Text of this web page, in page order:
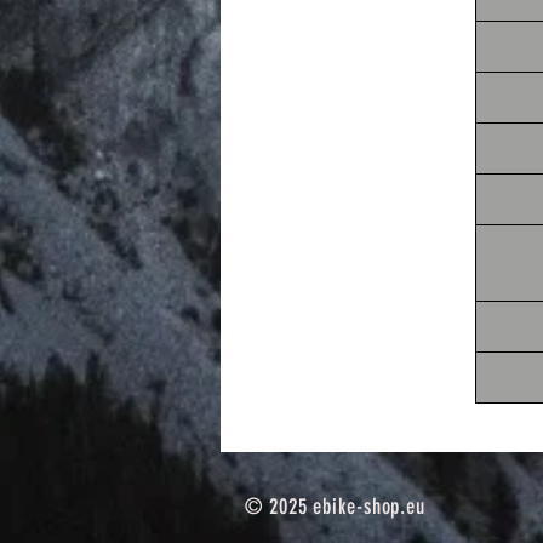
© 2025 ebike-shop.eu